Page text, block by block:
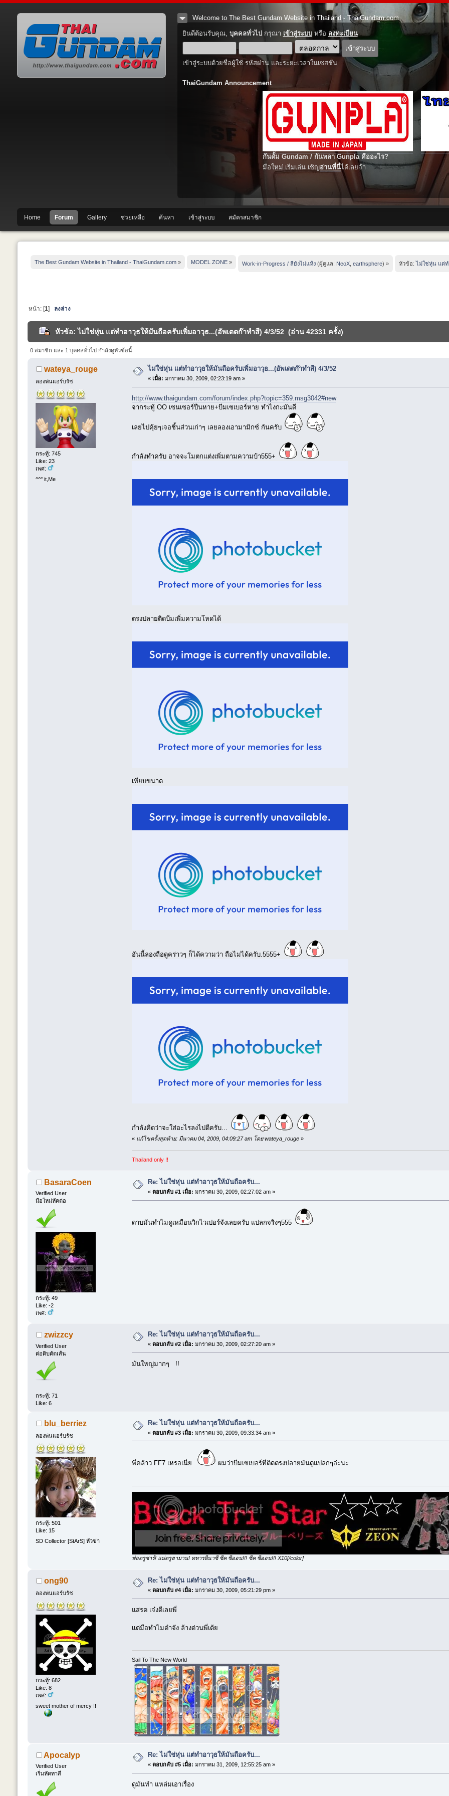
Welcome to The Best Gundam Website in Thailand - ThaiGundam.com
ยินดีต้อนรับคุณ, บุคคลทั่วไปกรุณา เข้าสู่ระบบหรือ ลงทะเบียน
เข้าสู่ระบบด้วยชื่อผู้ใช้ รหัสผ่าน และระยะเวลาในเซสชั่น
ThaiGundam Announcement
กันดั้ม Gundam / กันพลา Gunpla คืออะไร?
มือใหม่ เริ่มเล่น เชิญอ่านที่นี่ได้เลยจ้า
Home Forum Gallery ช่วยเหลือ ค้นหา เข้าสู่ระบบ สมัครสมาชิก
The Best Gundam Website in Thailand - ThaiGundam.com » MODEL ZONE » Work-in-Progress / สียังไม่แห้ง (ผู้ดูแล: NeoX ,earthsphere) » หัวข้อ:ไม่ใช่หุ่น แต่ท
หน้า: [1] ลงล่าง
หัวข้อ: ไม่ใช่หุ่น แต่ทำอาวุธให้มันถือครับเพิ่มอาวุธ...(อัพเดตก๊าทำสี) 4/3/52 (อ่าน 42331 ครั้ง)
0 สมาชิก และ 1 บุคคลทั่วไป กำลังดูหัวข้อนี้
wateya_rouge
ลองพ่นแอร์บรัช
กระทู้: 745
Like: 23
เพศ:
^^'' it,Me
ไม่ใช่หุ่น แต่ทำอาวุธให้มันถือครับเพิ่มอาวุธ...(อัพเดตก๊าทำสี) 4/3/52
«เมื่อ: มกราคม 30, 2009, 02:23:19 am »
http://www.thaigundam.com/forum/index.php?topic=359.msg3042#new
จากระทู้ OO เซนเซอร์ปืนหาย+บีมเซเบอร์หาย ทำไงกะมันดี
เลยไปคุ้ยๆเจอชิ้นส่วนเก่าๆ เลยลองเอามามิกซ์ กันครับ
กำลังทำครับ อาจจะโมตกแต่งเพิ่มตามความบ้า555+
ตรงปลายติดบีมเพิ่มความโหดได้
เทียบขนาด
อันนี้ลองถือดูคร่าวๆ ก็ได้ความว่า ถือไม่ได้ครับ.5555+
กำลังคิดว่าจะใส่อะไรลงไปดีครับ...
« แก้ไขครั้งสุดท้าย: มีนาคม 04, 2009, 04:09:27 am โดย wateya_rouge»
Thailand only !!
BasaraCoen
Verified User
มือใหม่หัดต่อ
กระทู้: 49
Like: -2
เพศ:
Re: ไม่ใช่หุ่น แต่ทำอาวุธให้มันถือครับ...
«ตอบกลับ #1 เมื่อ: มกราคม 30, 2009, 02:27:02 am »
ดาบมันทำไมดูเหมือนวิกไวเปอร์จังเลยครับ แปลกจริงๆ555
zwizzcy
Verified User
ต่อดิบตัดเส้น
กระทู้: 71
Like: 6
Re: ไม่ใช่หุ่น แต่ทำอาวุธให้มันถือครับ...
«ตอบกลับ #2 เมื่อ: มกราคม 30, 2009, 02:27:20 am »
มันใหญ่มากๆ !!
blu_berriez
ลองพ่นแอร์บรัช
กระทู้: 501
Like: 15
SD Collector [StArS] หัวข่า
Re: ไม่ใช่หุ่น แต่ทำอาวุธให้มันถือครับ...
«ตอบกลับ #3 เมื่อ: มกราคม 30, 2009, 09:33:34 am »
พี่คล้าว FF7 เหรอเนี่ย ผมว่าบีมเซเบอร์ที่ติดตรงปลายมันดูแปลกๆอ่ะนะ
พ่อตรูชาร์! แม่ตรูฮามาน! ทหารผีนาซี ซีค ซีออน!!! ซีค ซีออน!!! X10[/color]
ong90
ลองพ่นแอร์บรัช
กระทู้: 682
Like: 8
เพศ:
sweet mother of mercy !!
Re: ไม่ใช่หุ่น แต่ทำอาวุธให้มันถือครับ...
«ตอบกลับ #4 เมื่อ: มกราคม 30, 2009, 05:21:29 pm »
แสรด เจ๋งดีเลยพี่
เเต่มือทําไมดําจัง ล้างด่วนพี่เต้ย
Sail To The New World
Apocalyp
Verified User
เริ่มหัดทาสี
Re: ไม่ใช่หุ่น แต่ทำอาวุธให้มันถือครับ...
«ตอบกลับ #5 เมื่อ: มกราคม 31, 2009, 12:55:25 am »
ดูมันทำ แหล่มเอาเรื่อง